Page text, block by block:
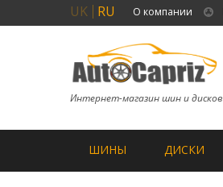
UK RU О компании
Интернет-магазин шин и дисков
ШИНЫ ДИСКИ